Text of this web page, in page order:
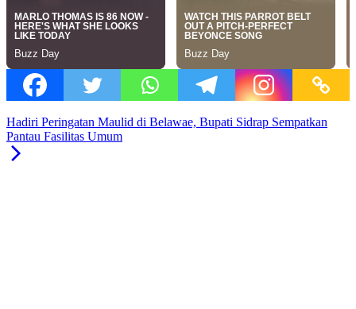
Hadiri Peringatan Maulid di Belawae, Bupati Sidrap Sempatkan
Pantau Fasilitas Umum